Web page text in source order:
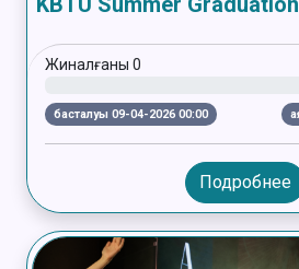
Жиналғаны 0
басталуы 09-04-2026 00:00
Подробнее